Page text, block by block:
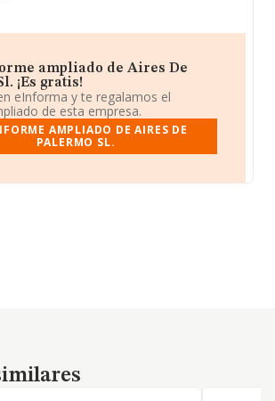
ampliado de Aires De
¡Es gratis!
eInforma y te regalamos el
de esta empresa.
AMPLIADO DE AIRES DE
PALERMO SL.